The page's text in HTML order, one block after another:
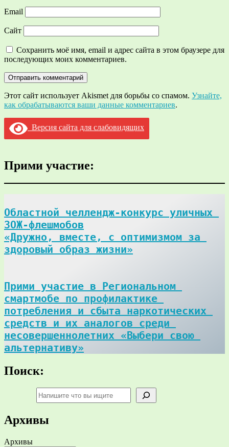
Email
Сайт
Сохранить моё имя, email и адрес сайта в этом браузере для
последующих моих комментариев.
Этот сайт использует Akismet для борьбы со спамом. Узнайте,
как обрабатываются ваши данные комментариев.
Версия сайта для слабовидящих
Прими участие:
Областной челлендж-конкурс уличных
ЗОЖ-флешмобов
«Дружно, вместе, с оптимизмом за
здоровый образ жизни»
Прими участие в Региональном
смартмобе по профилактике
потребления и сбыта наркотических
средств и их аналогов среди
несовершеннолетних «Выбери свою
альтернативу»
Поиск:
Архивы
Архивы